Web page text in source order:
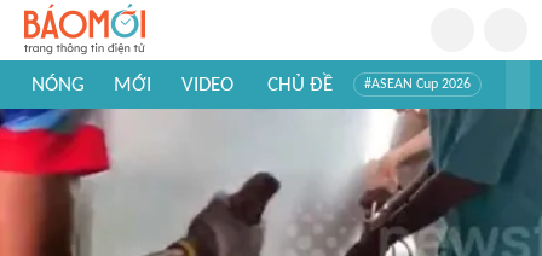
NÓNG MỚI VIDEO CHỦ ĐỀ #ASEAN Cup 2026
#Tuyển sinh đại học 2026
#Mỹ - Iran
#Khám phá Việt Nam